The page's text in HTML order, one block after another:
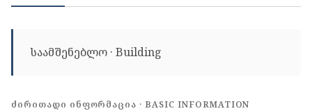
საამშენებლო · Building
ᲫᲘᲠᲘᲗᲐᲓᲘ ᲘᲜᲤᲝᲠᲛᲐᲪᲘᲐ · BASIC INFORMATION